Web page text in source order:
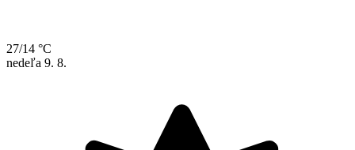
27/14 °C
nedeľa 9. 8.